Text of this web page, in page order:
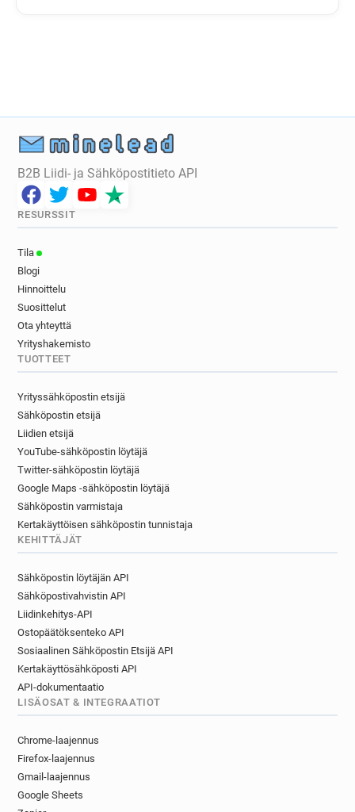
B2B Liidi- ja Sähköpostitieto API
RESURSSIT
Tila
Blogi
Hinnoittelu
Suosittelut
Ota yhteyttä
Yrityshakemisto
TUOTTEET
Yrityssähköpostin etsijä
Sähköpostin etsijä
Liidien etsijä
YouTube-sähköpostin löytäjä
Twitter-sähköpostin löytäjä
Google Maps -sähköpostin löytäjä
Sähköpostin varmistaja
Kertakäyttöisen sähköpostin tunnistaja
KEHITTÄJÄT
Sähköpostin löytäjän API
Sähköpostivahvistin API
Liidinkehitys-API
Ostopäätöksenteko API
Sosiaalinen Sähköpostin Etsijä API
Kertakäyttösähköposti API
API-dokumentaatio
LISÄOSAT & INTEGRAATIOT
Chrome-laajennus
Firefox-laajennus
Gmail-laajennus
Google Sheets